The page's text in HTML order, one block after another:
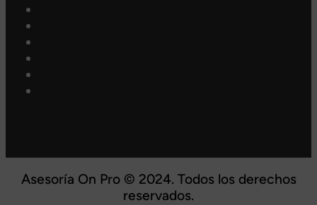
Asesoría On Pro © 2024. Todos los derechos
reservados.